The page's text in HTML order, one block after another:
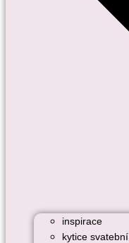
inspirace
kytice svatební